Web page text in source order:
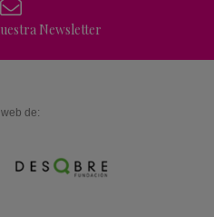
Newsletter
de: